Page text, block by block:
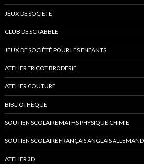
JEUX DE SOCIÉTÉ
CLUB DE SCRABBLE
JEUX DE SOCIÉTÉ POUR LES ENFANTS
ATELIER TRICOT BRODERIE
ATELIER COUTURE
BIBLIOTHÈQUE
SOUTIEN SCOLAIRE MATHS PHYSIQUE CHIMIE
SOUTIEN SCOLAIRE FRANÇAIS ANGLAIS ALLEMAND
ATELIER 3D